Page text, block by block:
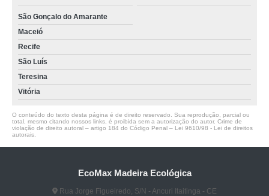
São Gonçalo do Amarante
Maceió
Recife
São Luís
Teresina
Vitória
O conteúdo do texto desta página é de direito reservado. Sua reprodução, parcial ou
total, mesmo citando nossos links, é proibida sem a autorização do autor. Crime de
violação de direito autoral – artigo 184 do Código Penal – Lei 9610/98 - Lei de direitos
autorais
EcoMax Madeira Ecológica
Rua Jorge Figueiredo, S/N - Ancuri Itaitinga - CE